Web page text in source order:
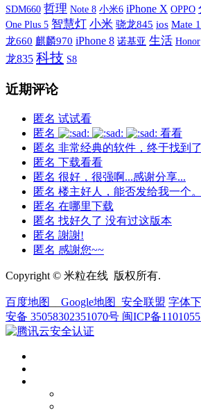
SDM660 哲理 Note 8 小米6 iPhone X OPPO
One Plus 5 智慧灯 小米 骁龙845 ios Mate
龙660 麒麟970 iPhone 8 诺基亚 生活 Honor
龙835 科技 S8
近期评论
匿名 试试看
匿名
看看
匿名 非常经典的软件，终于找到了
匿名 下载看看
匿名 很好，很强啊...感谢分享...
匿名 楼主好人，能否发给我一个。
匿名 在哪里下载
匿名 找好久了 没有过这版本
匿名 謝謝!
匿名 感謝您~~
Copyright © 米粒在线 版权所有.
百度地图 Google地图 安全联盟 字体
安备 35058302351070号 闽ICP备